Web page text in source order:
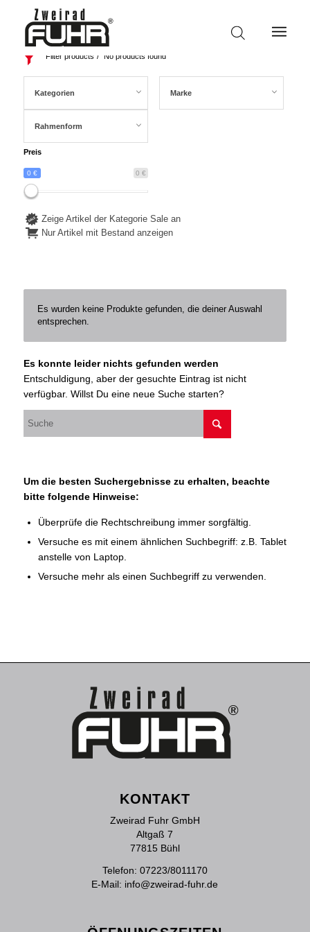
Filter products No products found
Kategorien Marke
Rahmenform
Preis
0 €
0 €
Zeige Artikel der Kategorie Sale an
Nur Artikel mit Bestand anzeigen
Es wurden keine Produkte gefunden, die deiner Auswahl
entsprechen.
Es konnte leider nichts gefunden werden
Entschuldigung, aber der gesuchte Eintrag ist nicht
verfügbar. Willst Du eine neue Suche starten?
Um die besten Suchergebnisse zu erhalten, beachte
bitte folgende Hinweise:
Überprüfe die Rechtschreibung immer sorgfältig.
Versuche es mit einem ähnlichen Suchbegriff: z.B. Tablet
anstelle von Laptop.
Versuche mehr als einen Suchbegriff zu verwenden.
KONTAKT
Zweirad Fuhr GmbH
Altgaß 7
77815 Bühl
Telefon: 07223/8011170
E-Mail: info@zweirad-fuhr.de